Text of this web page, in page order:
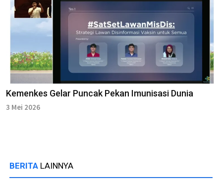
Kemenkes Gelar Puncak Pekan Imunisasi Dunia
3 Mei 2026
BERITA LAINNYA